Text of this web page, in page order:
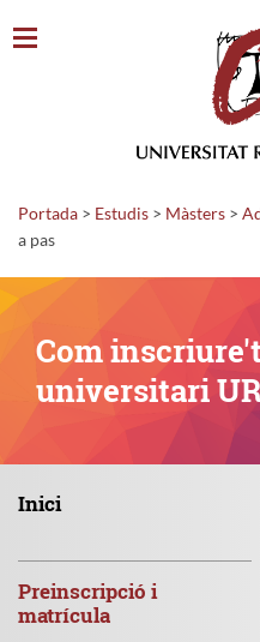
Portada > Estudis > Màsters >
a pas
Com
universitari
Inici
Preinscripció i
matrícula